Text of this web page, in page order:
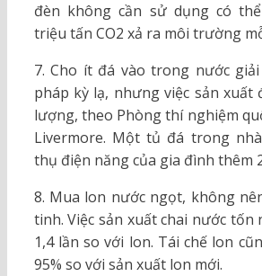
đèn không cần sử dụng có
triệu tấn CO2 xả ra môi trường
7. Cho ít đá vào trong nước
pháp kỳ lạ, nhưng việc sản
lượng, theo Phòng thí nghiệm
Livermore. Một tủ đá trong
thụ điện năng của gia đình thêm
8. Mua lon nước ngọt, không
tinh. Việc sản xuất chai nước
1,4 lần so với lon. Tái chế lon
95% so với sản xuất lon mới.